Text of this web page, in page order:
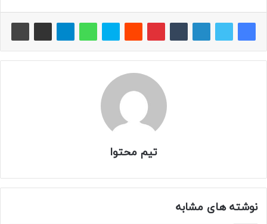
تیم محتوا
نوشته های مشابه